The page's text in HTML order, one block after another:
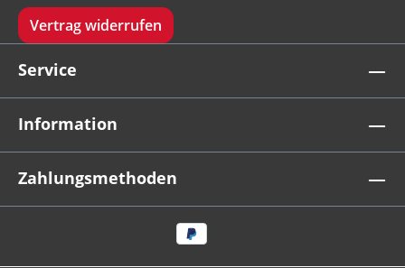
Vertrag widerrufen
Service
Information
Zahlungsmethoden